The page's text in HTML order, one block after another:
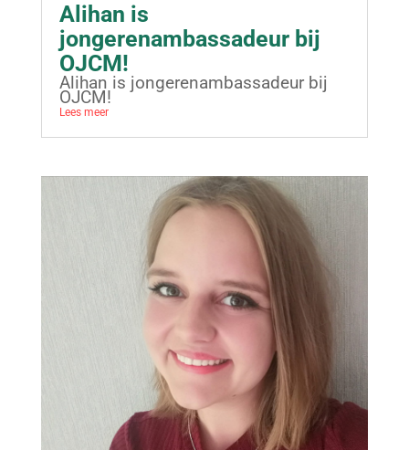
Alihan is
jongerenambassadeur bij
OJCM!
Alihan is jongerenambassadeur bij
OJCM!
Lees meer